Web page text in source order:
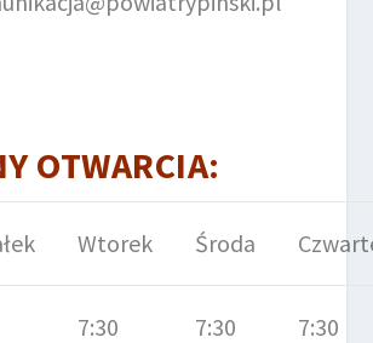
OTWARCIA:
Wtorek Środa
7:30 7:30 7:30